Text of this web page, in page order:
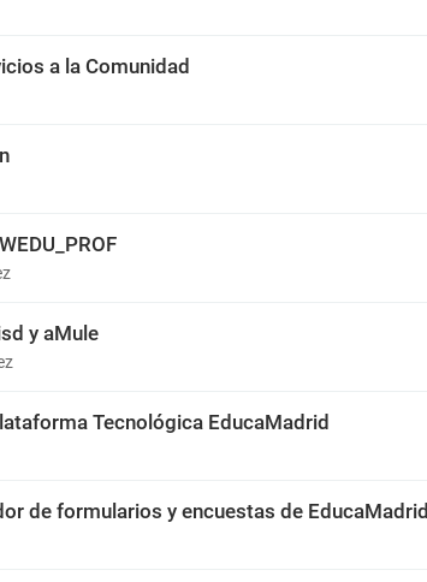
a la Comunidad
y aMule
Tecnológica EducaMadrid
de formularios y encuestas de EducaMadrid